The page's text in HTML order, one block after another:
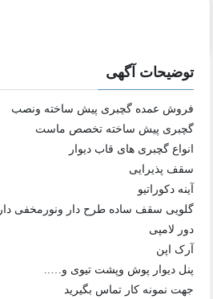
توضیحات آگهی
فروش عمده گچبری پیش ساخته ونصب
گچبری پیش ساخته تخصص ماست
انواع گچبری های قاب دیوار
سقف پذیرایی
آینه دکوراتیو
گلویی سقف ساده طرح دار ونورمخفی دار
دور لامپی
آرک اپن
پنل دیوار پوش وپشت تیوی و…..
جهت نمونه کار تماس بگیرید